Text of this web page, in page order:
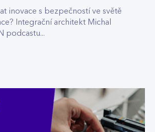
inovace s bezpečností ve světě
Integrační architekt Michal
podcastu...